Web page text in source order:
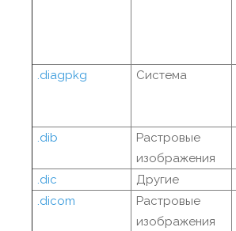
.diagpkg
Система
.dib
Растровые
изображения
.dic
Другие
.dicom
Растровые
изображения